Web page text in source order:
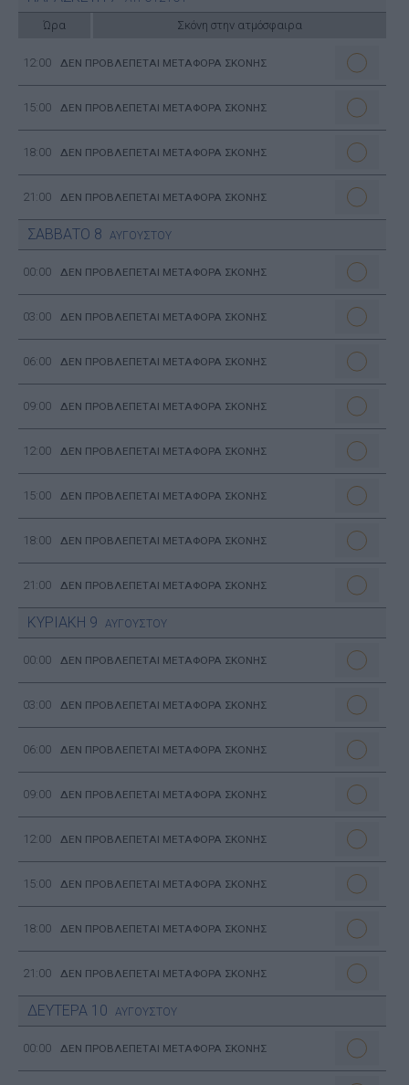
Ώρα Σκόνη στην ατμόσφαιρα
12:00 ΔΕΝ ΠΡΟΒΛΕΠΕΤΑΙ ΜΕΤΑΦΟΡΑ ΣΚΟΝΗΣ
15:00 ΔΕΝ ΠΡΟΒΛΕΠΕΤΑΙ ΜΕΤΑΦΟΡΑ ΣΚΟΝΗΣ
18:00 ΔΕΝ ΠΡΟΒΛΕΠΕΤΑΙ ΜΕΤΑΦΟΡΑ ΣΚΟΝΗΣ
21:00 ΔΕΝ ΠΡΟΒΛΕΠΕΤΑΙ ΜΕΤΑΦΟΡΑ ΣΚΟΝΗΣ
ΣΑΒΒΑΤΟ 8 ΑΥΓΟΥΣΤΟΥ
00:00 ΔΕΝ ΠΡΟΒΛΕΠΕΤΑΙ ΜΕΤΑΦΟΡΑ ΣΚΟΝΗΣ
03:00 ΔΕΝ ΠΡΟΒΛΕΠΕΤΑΙ ΜΕΤΑΦΟΡΑ ΣΚΟΝΗΣ
06:00 ΔΕΝ ΠΡΟΒΛΕΠΕΤΑΙ ΜΕΤΑΦΟΡΑ ΣΚΟΝΗΣ
09:00 ΔΕΝ ΠΡΟΒΛΕΠΕΤΑΙ ΜΕΤΑΦΟΡΑ ΣΚΟΝΗΣ
12:00 ΔΕΝ ΠΡΟΒΛΕΠΕΤΑΙ ΜΕΤΑΦΟΡΑ ΣΚΟΝΗΣ
15:00 ΔΕΝ ΠΡΟΒΛΕΠΕΤΑΙ ΜΕΤΑΦΟΡΑ ΣΚΟΝΗΣ
18:00 ΔΕΝ ΠΡΟΒΛΕΠΕΤΑΙ ΜΕΤΑΦΟΡΑ ΣΚΟΝΗΣ
21:00 ΔΕΝ ΠΡΟΒΛΕΠΕΤΑΙ ΜΕΤΑΦΟΡΑ ΣΚΟΝΗΣ
ΚΥΡΙΑΚΗ 9 ΑΥΓΟΥΣΤΟΥ
00:00 ΔΕΝ ΠΡΟΒΛΕΠΕΤΑΙ ΜΕΤΑΦΟΡΑ ΣΚΟΝΗΣ
03:00 ΔΕΝ ΠΡΟΒΛΕΠΕΤΑΙ ΜΕΤΑΦΟΡΑ ΣΚΟΝΗΣ
06:00 ΔΕΝ ΠΡΟΒΛΕΠΕΤΑΙ ΜΕΤΑΦΟΡΑ ΣΚΟΝΗΣ
09:00 ΔΕΝ ΠΡΟΒΛΕΠΕΤΑΙ ΜΕΤΑΦΟΡΑ ΣΚΟΝΗΣ
12:00 ΔΕΝ ΠΡΟΒΛΕΠΕΤΑΙ ΜΕΤΑΦΟΡΑ ΣΚΟΝΗΣ
15:00 ΔΕΝ ΠΡΟΒΛΕΠΕΤΑΙ ΜΕΤΑΦΟΡΑ ΣΚΟΝΗΣ
18:00 ΔΕΝ ΠΡΟΒΛΕΠΕΤΑΙ ΜΕΤΑΦΟΡΑ ΣΚΟΝΗΣ
21:00 ΔΕΝ ΠΡΟΒΛΕΠΕΤΑΙ ΜΕΤΑΦΟΡΑ ΣΚΟΝΗΣ
ΔΕΥΤΕΡΑ 10 ΑΥΓΟΥΣΤΟΥ
00:00 ΔΕΝ ΠΡΟΒΛΕΠΕΤΑΙ ΜΕΤΑΦΟΡΑ ΣΚΟΝΗΣ